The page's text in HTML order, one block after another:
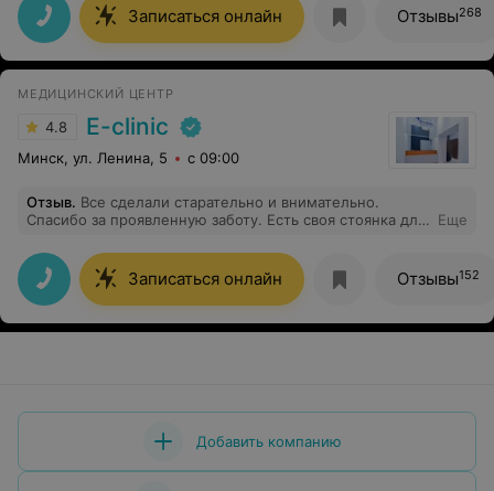
выслушал, тщательно провел процедуру УЗИ и все
детально мне объяснял.
Записаться онлайн Отзывы268
МЕДИЦИНСКИЙ ЦЕНТР
4.8 E-clinic
Минск, ул. Ленина, 5 с 09:00
Отзыв. Все сделали старательно и внимательно.
Спасибо за проявленную заботу. Есть своя стоянка для
Еще
Записаться онлайн Отзывы152
Добавить компанию